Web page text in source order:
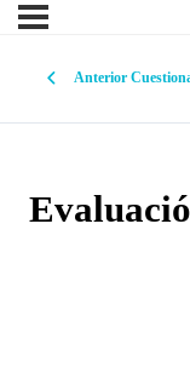
Anterior